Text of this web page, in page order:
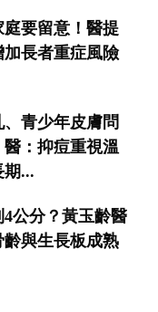
庭要留意！醫提
加長者重症風險
青少年皮膚問
：抑痘重視溫
期...
公分？黃玉齡醫
齡與生長板成熟